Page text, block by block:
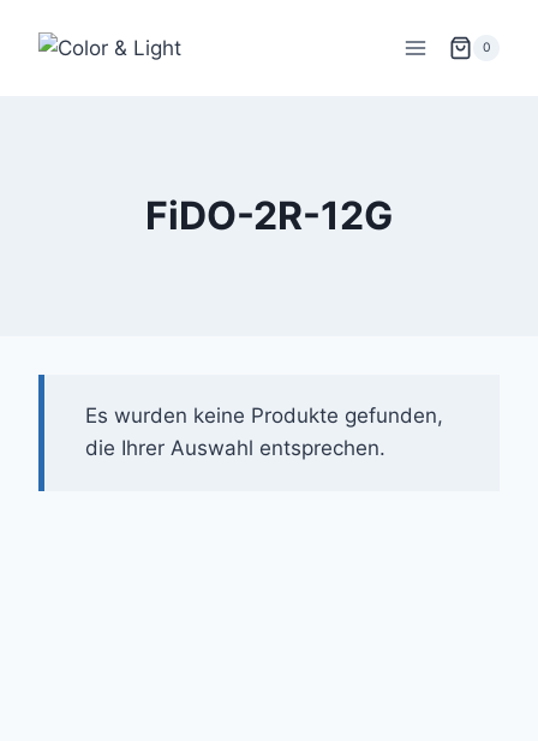
Inhalt
0
FiDO-2R-12G
Es wurden keine Produkte gefunden,
die Ihrer Auswahl entsprechen.